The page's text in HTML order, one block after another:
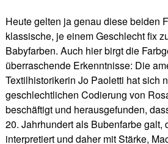
Heute gelten ja genau diese beiden
klassische, je einem Geschlecht fix
Babyfarben. Auch hier birgt die
überraschende Erkenntnisse: Die
Textilhistorikerin Jo Paoletti hat sich
geschlechtlichen Codierung von
beschäftigt und herausgefunden,
20. Jahrhundert als Bubenfarbe galt,
interpretiert und daher mit Stärke,